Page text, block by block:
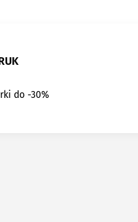
do -30%